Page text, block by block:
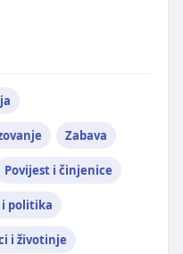
Zabava
Povijest i činjenice
politika
i životinje